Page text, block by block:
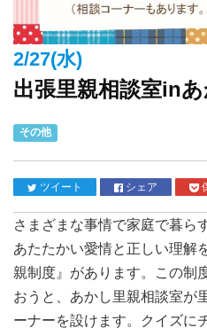
2/27(水)
出張里親相談室in
その他
ツイート シェア
さまざまな事情で家庭で暮ら
あたたかい愛情と正しい理解
親制度』があります。この制
おうと、あかし里親相談室が
ーナーを設けます。クイズに